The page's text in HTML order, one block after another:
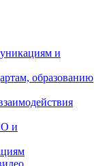
и
образованию
и